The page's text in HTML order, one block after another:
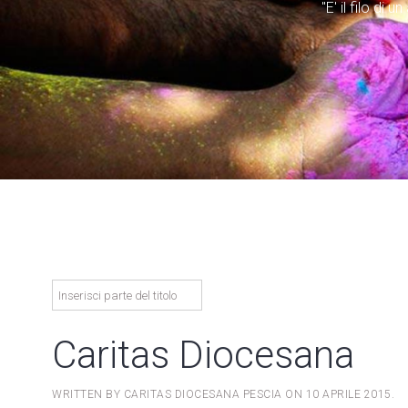
"E' il filo di
Caritas Diocesana
WRITTEN BY CARITAS DIOCESANA PESCIA ON 10 APRILE 2015 .